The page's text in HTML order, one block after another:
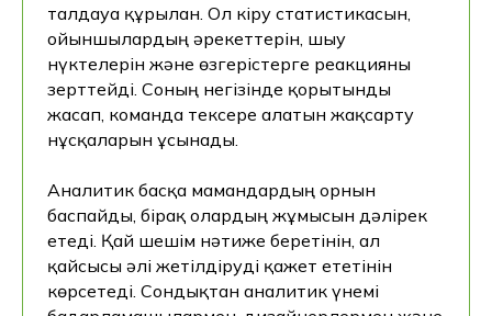
талдауға құрылған. Ол кіру статистикасын,
ойыншылардың әрекеттерін, шығу
нүктелерін және өзгерістерге реакцияны
зерттейді. Соның негізінде қорытынды
жасап, команда тексере алатын жақсарту
нұсқаларын ұсынады.
Аналитик басқа мамандардың орнын
баспайды, бірақ олардың жұмысын дәлірек
етеді. Қай шешім нәтиже беретінін, ал
қайсысы әлі жетілдіруді қажет ететінін
көрсетеді. Сондықтан аналитик үнемі